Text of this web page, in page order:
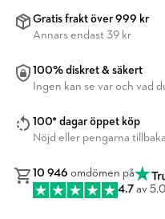
Gratis frakt över 999 kr
Annars endast 39 kr
100% diskret & säkert
Ingen kan se var och vad
100* dagar öppet köp
Nöjd eller pengarna tillbaka
10 946 omdömen på
4.7 av 5.0